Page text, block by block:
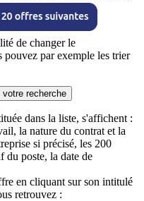
de changer le
pouvez par exemple les trier
recherche
dans la liste, s'affichent :
la nature du contrat et la
si précisé, les 200
du poste, la date de
en cliquant sur son intitulé
retrouvez :